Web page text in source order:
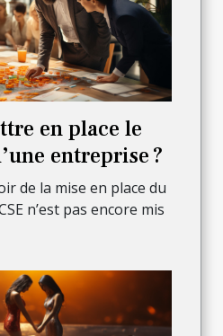
en place le
entreprise ?
de la mise en place du
n’est pas encore mis